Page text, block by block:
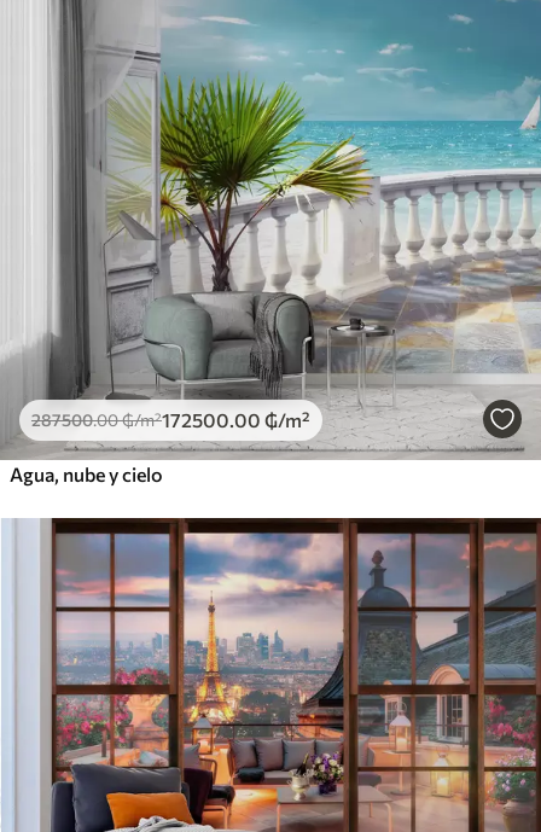
287500.00₲/m²172500.00 ₲/m²
Agua, nube y cielo